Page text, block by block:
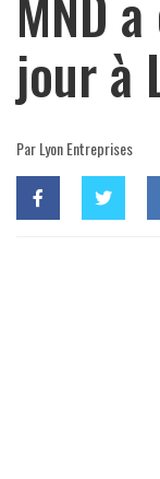
jour à
Par Lyon Entreprises